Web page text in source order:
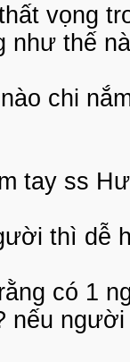
vọng
như thế
chi
tay ss
thì dễ
có 1
nếu